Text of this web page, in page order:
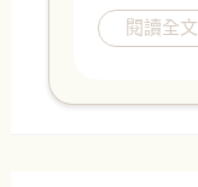
閱讀全文